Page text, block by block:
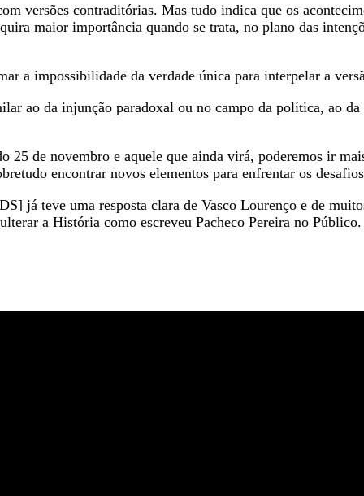
versões contraditórias. Mas tudo indica que os
maior importância quando se trata, no plano das
a impossibilidade da verdade única para interpelar a
ao da injunção paradoxal ou no campo da política, ao
de novembro e aquele que ainda virá, poderemos ir
encontrar novos elementos para enfrentar os
já teve uma resposta clara de Vasco Lourenço e de
a História como escreveu Pacheco Pereira no